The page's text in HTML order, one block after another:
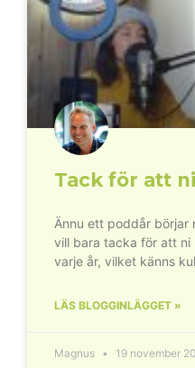
Tack för att
Ännu ett poddår börjar
vill bara tacka för att ni
varje år, vilket känns kul
LÄS BLOGGINLÄGGET »
Magnus 19 november